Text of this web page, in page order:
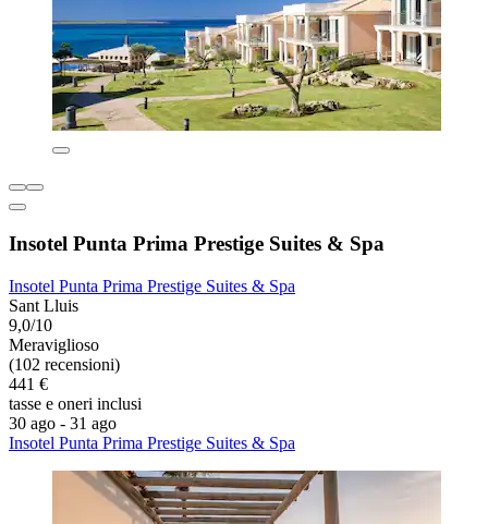
Insotel Punta Prima Prestige Suites & Spa
Insotel Punta Prima Prestige Suites & Spa
Sant Lluis
9,0/10
Meraviglioso
(102 recensioni)
441 €
tasse e oneri inclusi
30 ago - 31 ago
Insotel Punta Prima Prestige Suites & Spa